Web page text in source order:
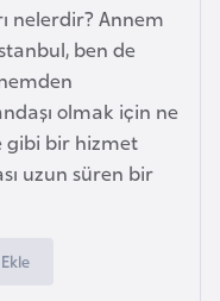
nelerdir? Annem
ben de
olmak için ne
gibi bir hizmet
uzun süren bir